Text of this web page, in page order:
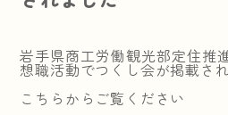
岩手県商工労働観光部定住推
想職活動でつくし会が掲載さ
こちらからご覧ください